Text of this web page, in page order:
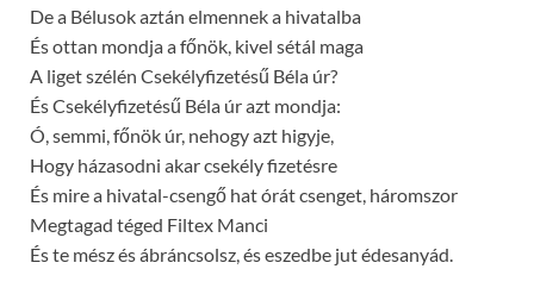
De a Bélusok aztán elmennek a hivatalba
És ottan mondja a főnök, kivel sétál maga
A liget szélén Csekélyfizetésű Béla úr?
És Csekélyfizetésű Béla úr azt mondja:
Ó, semmi, főnök úr, nehogy azt higyje,
Hogy házasodni akar csekély fizetésre
És mire a hivatal-csengő hat órát csenget, háromszor
Megtagad téged Filtex Manci
És te mész és ábráncsolsz, és eszedbe jut édesanyád.